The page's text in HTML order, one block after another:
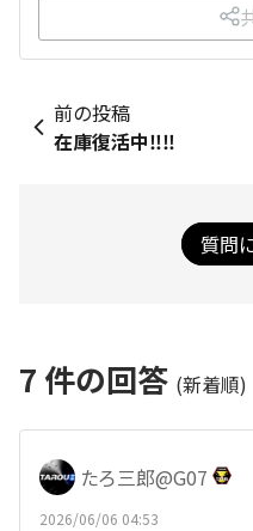
前の投稿
在庫復活中‼️‼️
質問
7 件の回答 (新着順)
たろ三郎@G07
2026/06/06 04:53